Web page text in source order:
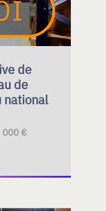
de
de
national
000 €